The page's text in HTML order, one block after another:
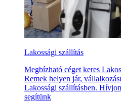
Lakossági szállítás
Megbízható céget keres
Remek helyen jár,
Lakossági szállításben.
segítünk